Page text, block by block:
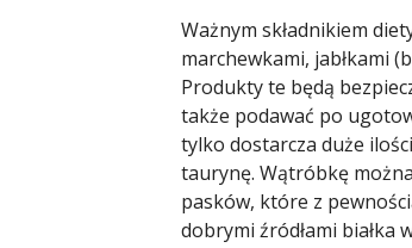
Ważnym składnikiem
marchewkami, jabłkami
Produkty te będą
także podawać po
tylko dostarcza duże
taurynę. Wątróbkę
pasków, które z
dobrymi źródłami białka